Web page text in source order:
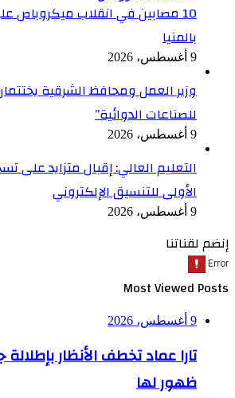
10 مصابين في انقلاب ميكروباص
بالمنيا
9 أغسطس، 2026
وزير العمل ومحافظ الشرقية يختتمان
للصناعات الدوائية”
9 أغسطس، 2026
التعليم العالي: إقبال متزايد على
الأولى للتنسيق الإلكتروني
9 أغسطس، 2026
إنضم لقناتنا
Most Viewed Posts
9 أغسطس، 2026
تارا عماد تخطف الأنظار
ظهور لها